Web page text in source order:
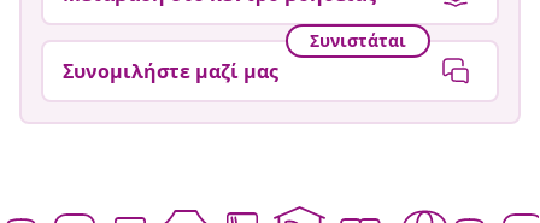
Συνιστάται
Συνομιλήστε μαζί μας